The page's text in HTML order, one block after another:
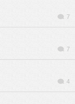
7
7
4